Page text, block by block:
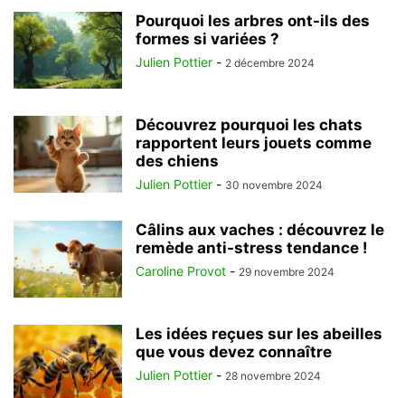
Pourquoi les arbres ont-ils des
formes si variées ?
Julien Pottier - 2 décembre 2024
Découvrez pourquoi les chats
rapportent leurs jouets comme
des chiens
Julien Pottier - 30 novembre 2024
Câlins aux vaches : découvrez le
remède anti-stress tendance !
Caroline Provot - 29 novembre 2024
Les idées reçues sur les abeilles
que vous devez connaître
Julien Pottier - 28 novembre 2024